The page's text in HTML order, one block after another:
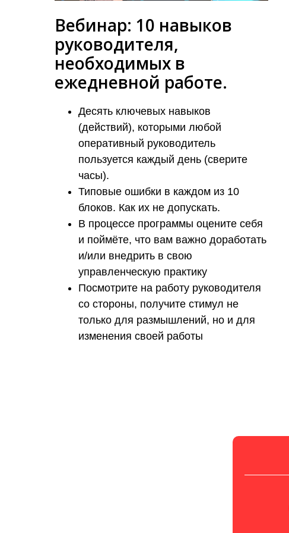
Вебинар: 10 навыков
руководителя,
необходимых в
ежедневной работе.
Десять ключевых навыков
(действий), которыми любой
оперативный руководитель
пользуется каждый день (сверите
часы).
Типовые ошибки в каждом из 10
блоков. Как их не допускать.
В процессе программы оцените себя
и поймёте, что вам важно доработать
и/или внедрить в свою
управленческую практику
Посмотрите на работу руководителя
со стороны, получите стимул не
только для размышлений, но и для
изменения своей работы